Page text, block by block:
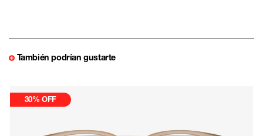
También podrían gustarte
30% OFF